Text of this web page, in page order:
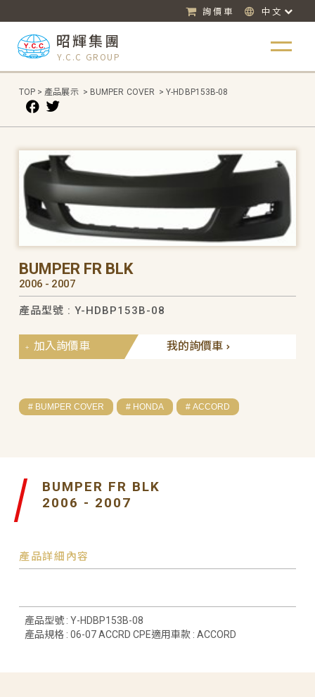
詢價車 中文
昭輝集團
Y.C.C GROUP
TOP > 產品展示 > BUMPER COVER > Y-HDBP153B-08
BUMPER FR BLK
2006 - 2007
產品型號 : Y-HDBP153B-08
我的詢價車
加入詢價車
# BUMPER COVER # HONDA # ACCORD
BUMPER FR BLK
2006 - 2007
產品詳細內容
產品型號 : Y-HDBP153B-08
產品規格 : 06-07 ACCRD CPE適用車款 : ACCORD